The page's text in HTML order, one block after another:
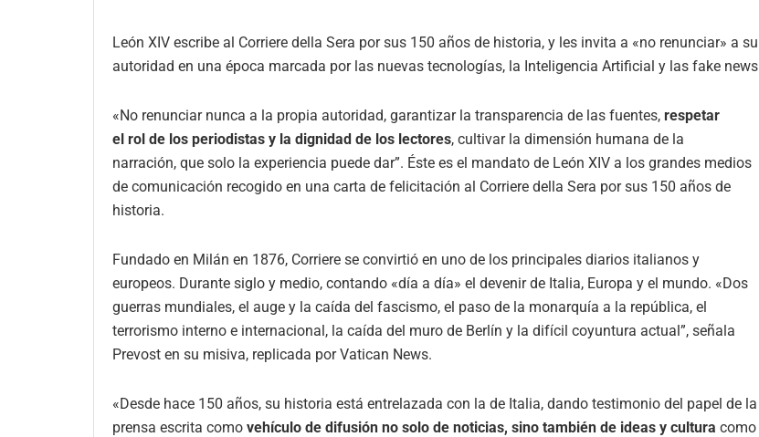
León XIV escribe al Corriere della Sera por sus 150 años de historia, y les invita a «no renunciar» a su
autoridad en una época marcada por las nuevas tecnologías, la Inteligencia Artificial y las fake news
«No renunciar nunca a la propia autoridad, garantizar la transparencia de las fuentes, respetar
el rol de los periodistas y la dignidad de los lectores, cultivar la dimensión humana de la
narración, que solo la experiencia puede dar”. Éste es el mandato de León XIV a los grandes medios
de comunicación recogido en una carta de felicitación al Corriere della Sera por sus 150 años de
historia.
Fundado en Milán en 1876, Corriere se convirtió en uno de los principales diarios italianos y
europeos. Durante siglo y medio, contando «día a día» el devenir de Italia, Europa y el mundo. «Dos
guerras mundiales, el auge y la caída del fascismo, el paso de la monarquía a la república, el
terrorismo interno e internacional, la caída del muro de Berlín y la difícil coyuntura actual”, señala
Prevost en su misiva, replicada por Vatican News.
«Desde hace 150 años, su historia está entrelazada con la de Italia, dando testimonio del papel de la
prensa escrita como vehículo de difusión no solo de noticias, sino también de ideas y cultura como